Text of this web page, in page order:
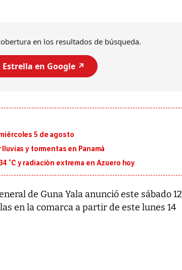
en los resultados de búsqueda.
Estrella en Google ↗️
5 de agosto
y tormentas en Panamá
°C y radiación extrema en Azuero hoy
de Guna Yala anunció este sábado 12
en la comarca a partir de este lunes 14